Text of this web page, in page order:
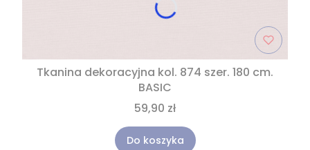
Tkanina dekoracyjna kol. 874 szer. 180 cm.
BASIC
59,90 zł
Do koszyka